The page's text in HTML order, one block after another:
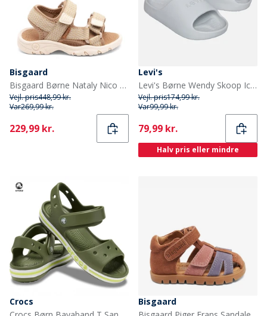
Bisgaard
Bisgaard Børne Nataly Nico Sandal Nude Mix
Vejl. pris448,99 kr.
Var269,99 kr.
Current
229,99 kr.
Levi's
Levi's Børne Wendy Skoop Ice 0030
Vejl. pris174,99 kr.
Var99,99 kr.
Current
79,99 kr.
Halv pris eller mindre
Crocs
Bisgaard